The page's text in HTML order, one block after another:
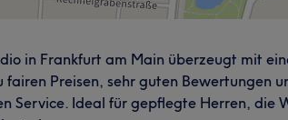
in Frankfurt am Main überzeugt mit
fairen Preisen, sehr guten Bewertungen
Service. Ideal für gepflegte Herren, die